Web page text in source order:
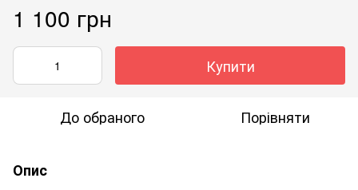
1 100 грн
Купити
До обраного Порівняти
Опис